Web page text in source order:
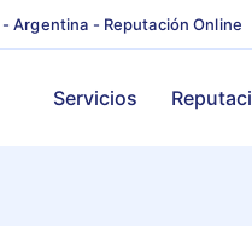
Argentina - Reputación Online
Servicios